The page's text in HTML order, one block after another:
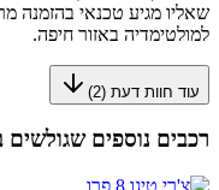
שאליו מגיע טכנאי בהזמנה
למולטימדיה באזור חיפה.
עוד חוות דעת (2
)
רכבים נוספים שגולשים